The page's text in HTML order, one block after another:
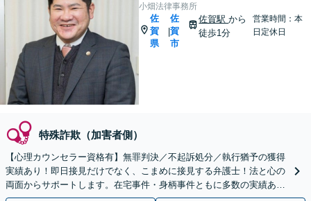
小畑法律事務所
佐
賀
県
|
佐
賀
市
佐賀駅から
徒歩1分
営業時間：本
日定休日
特殊詐欺（加害者側）
【心理カウンセラー資格有】無罪判決／不起訴処分／執行猶予の獲得
実績あり！即日接見だけでなく、こまめに接見する弁護士！法と心の
両面からサポートします。在宅事件・身柄事件ともに多数の実績あり
【初回相談無料】【佐賀駅1分】